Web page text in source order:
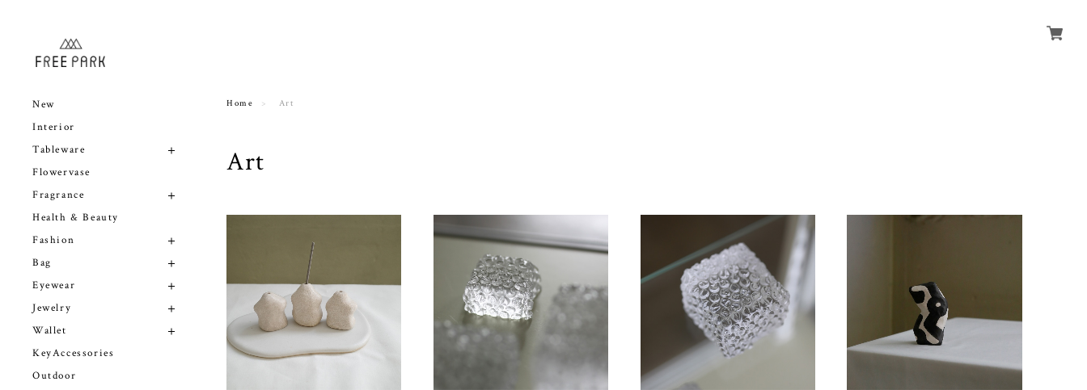
New
Interior
Tableware
Flowervase
Fragrance
Health & Beauty
Fashion
Bag
Eyewear
Jewelry
Wallet
KeyAccessories
Outdoor
Home Art
Art